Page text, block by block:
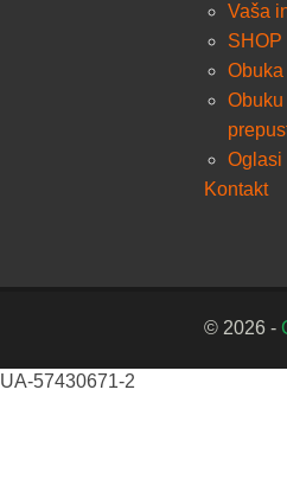
Vaša
SHOP
Oglasi
Kontakt
© 2026 -
UA-57430671-2